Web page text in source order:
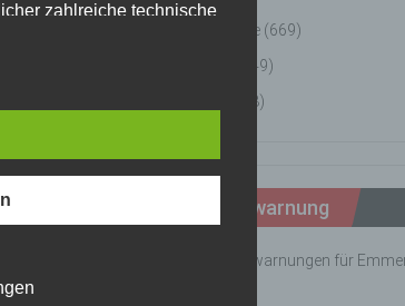
Einsätze (669)
(49)
(8)
Wetterwarnung
Keine Wetterwarnungen für
zahlreiche technische
verarbeiteten
können
frei,
Erlass der Datenschutz-